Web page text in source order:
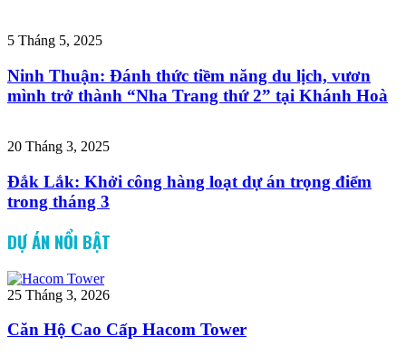
5 Tháng 5, 2025
Ninh Thuận: Đánh thức tiềm năng du lịch, vươn
mình trở thành “Nha Trang thứ 2” tại Khánh Hoà
20 Tháng 3, 2025
Đắk Lắk: Khởi công hàng loạt dự án trọng điểm
trong tháng 3
DỰ ÁN NỔI BẬT
25 Tháng 3, 2026
Căn Hộ Cao Cấp Hacom Tower